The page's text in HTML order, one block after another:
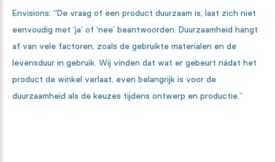
Envisions: “De vraag of een product duurzaam is, laat zich niet
eenvoudig met ‘ja’ of ‘nee’ beantwoorden. Duurzaamheid hangt
af van vele factoren, zoals de gebruikte materialen en de
levensduur in gebruik. Wij vinden dat wat er gebeurt nádat het
product de winkel verlaat, even belangrijk is voor de
duurzaamheid als de keuzes tijdens ontwerp en productie.”